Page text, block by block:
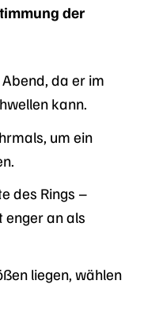
der
da er im
kann.
um ein
des Rings –
enger an als
liegen, wählen